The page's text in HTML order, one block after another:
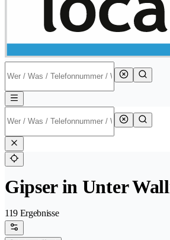
Gipser in Unter
119 Ergebnisse